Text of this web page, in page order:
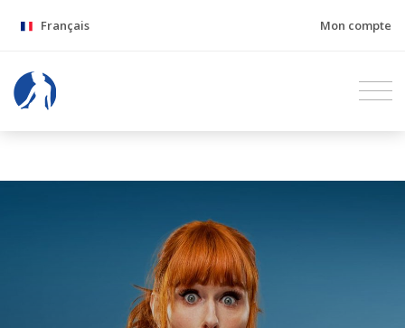
Français Mon compte